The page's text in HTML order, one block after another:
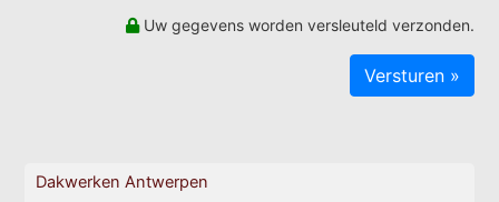
Uw gegevens worden versleuteld verzonden.
Dakwerken Antwerpen